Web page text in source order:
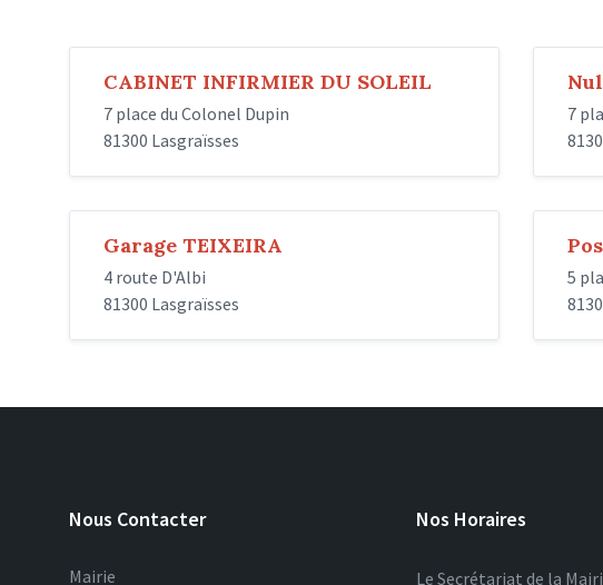
CABINET INFIRMIER DU SOLEIL
7 place du Colonel Dupin
81300 Lasgraïsses
7
Garage TEIXEIRA
4 route D'Albi
81300 Lasgraïsses
5
Nous Contacter
Mairie
Nos Horaires
Le Secrétariat de la